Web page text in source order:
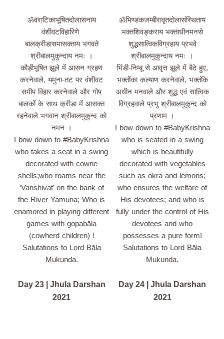
ॐवराटिकाभूषितदोलासनाय
वंशीवटविहारिणे
बालक्रीडासमासक्ताय भगवते
श्रीबालमुकुन्दाय नमः ।
कौड़ीभूषित झूले में आसन ग्रहण
करनेवाले, यमुना-तट पर वंशीवट
समीप विहार करनेवाले और गोप
बालकों के साथ क्रीडा में आसक्त
रहनेवाले भगवान श्रीबालमुकुन्द को
नमन ।
I bow down to #BabyKrishna
who takes a seat in a swing
decorated with cowrie
shells;who roams near the
‘Vanshivat’ on the bank of
the River Yamuna; Who is
enamored in playing different
games with gopabāla
(cowherd children) !
Salutations to Lord Bāla
Mukunda.
ॐभिण्डकजम्बीरावृतदोलासंस्थिताय
भक्तशिवङ्कराय भक्ताधीनमनसे
शुद्धसात्विकविग्रहाय प्रभवे
श्रीबालमुकुन्दाय नमः ।
भिंडी-निम्बू से आवृत्त झूले में बैठे हुए,
भक्तोंका कल्याण करनेवाले, भक्तोंके
अधीन मनवाले और शुद्ध एवं सात्विक
विग्रहवाले प्रभु श्रीबालमुकुन्द को
प्रणाम ।
I bow down to #BabyKrishna
who is seated in a swing
which is beautifully
decorated with vegetables
such as okra and lemons;
who ensures the welfare of
His devotees; and who is
fully under the control of His
devotees and who
possesses a pure form!
Salutations to Lord Bāla
Mukunda.
Day 23 | Jhula Darshan
2021
Day 24 | Jhula Darshan
2021